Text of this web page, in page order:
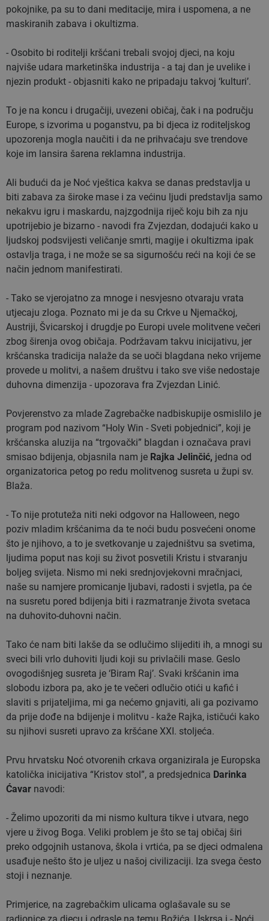
pokojnike, pa su to dani meditacije, mira i uspomena, a ne
maskiranih zabava i okultizma.
- Osobito bi roditelji kršćani trebali svojoj djeci, na koju
najviše udara marketinška industrija - a taj dan je uvelike i
njezin produkt - objasniti kako ne pripadaju takvoj ‘kulturi’.
To je na koncu i drugačiji, uvezeni običaj, čak i na području
Europe, s izvorima u poganstvu, pa bi djeca iz roditeljskog
upozorenja mogla naučiti i da ne prihvaćaju sve trendove
koje im lansira šarena reklamna industrija.
Ali budući da je Noć vještica kakva se danas predstavlja u
biti zabava za široke mase i za većinu ljudi predstavlja samo
nekakvu igru i maskardu, najzgodnija riječ koju bih za nju
upotrijebio je bizarno - navodi fra Zvjezdan, dodajući kako u
ljudskoj podsvijesti veličanje smrti, magije i okultizma ipak
ostavlja traga, i ne može se sa sigurnošću reći na koji će se
način jednom manifestirati.
- Tako se vjerojatno za mnoge i nesvjesno otvaraju vrata
utjecaju zloga. Poznato mi je da su Crkve u Njemačkoj,
Austriji, Švicarskoj i drugdje po Europi uvele molitvene večeri
zbog širenja ovog običaja. Podržavam takvu inicijativu, jer
kršćanska tradicija nalaže da se uoči blagdana neko vrijeme
provede u molitvi, a našem društvu i tako sve više nedostaje
duhovna dimenzija - upozorava fra Zvjezdan Linić.
Povjerenstvo za mlade Zagrebačke nadbiskupije osmislilo je
program pod nazivom “Holy Win - Sveti pobjednici”, koji je
kršćanska aluzija na “trgovački” blagdan i označava pravi
smisao bdijenja, objasnila nam je Rajka Jelinčić, jedna od
organizatorica petog po redu molitvenog susreta u župi sv.
Blaža.
- To nije protuteža niti neki odgovor na Halloween, nego
poziv mladim kršćanima da te noći budu posvećeni onome
što je njihovo, a to je svetkovanje u zajedništvu sa svetima,
ljudima poput nas koji su život posvetili Kristu i stvaranju
boljeg svijeta. Nismo mi neki srednjovjekovni mračnjaci,
naše su namjere promicanje ljubavi, radosti i svjetla, pa će
na susretu pored bdijenja biti i razmatranje života svetaca
na duhovito-duhovni način.
Tako će nam biti lakše da se odlučimo slijediti ih, a mnogi su
sveci bili vrlo duhoviti ljudi koji su privlačili mase. Geslo
ovogodišnjeg susreta je ‘Biram Raj’. Svaki kršćanin ima
slobodu izbora pa, ako je te večeri odlučio otići u kafić i
slaviti s prijateljima, mi ga nećemo gnjaviti, ali ga pozivamo
da prije dođe na bdijenje i molitvu - kaže Rajka, ističući kako
su njihovi susreti upravo za kršćane XXI. stoljeća.
Prvu hrvatsku Noć otvorenih crkava organizirala je Europska
katolička inicijativa “Kristov stol”, a predsjednica Darinka
Ćavar navodi:
- Želimo upozoriti da mi nismo kultura tikve i utvara, nego
vjere u živog Boga. Veliki problem je što se taj običaj širi
preko odgojnih ustanova, škola i vrtića, pa se djeci odmalena
usađuje nešto što je uljez u našoj civilizaciji. Iza svega često
stoji i neznanje.
Primjerice, na zagrebačkim ulicama oglašavale su se